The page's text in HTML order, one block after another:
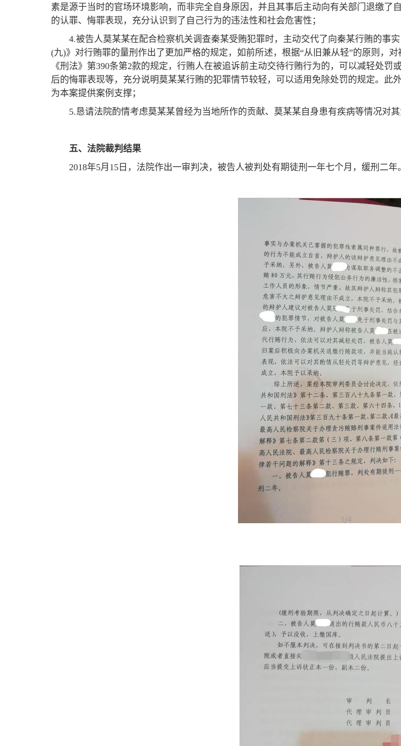
素是源于当时的官场环境影响，而非完全自身原因，并且其事后主动向有关部门退缴了
的认罪、悔罪表现，充分认识到了自己行为的违法性和社会危害性；
4.被告人莫某某在配合检察机关调查秦某受贿犯罪时，主动交代了向秦某行贿的事
(九)》对行贿罪的量刑作出了更加严格的规定，如前所述，根据“从旧兼从轻”的原则，
《刑法》第390条第2款的规定，行贿人在被追诉前主动交待行贿行为的，可以减轻处
后的悔罪表现等，充分说明莫某某行贿的犯罪情节较轻，可以适用免除处罚的规定。此
为本案提供案例支撑；
5.恳请法院酌情考虑莫某某曾经为当地所作的贡献、莫某某自身患有疾病等情况对其
五、法院裁判结果
2018年5月15日，法院作出一审判决，被告人被判处有期徒刑一年七个月，缓刑二年。